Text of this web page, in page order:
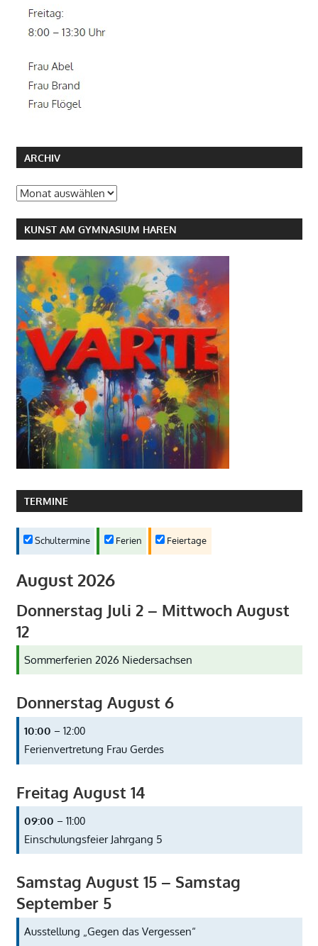
ARCHIV
Archiv
KUNST AM GYMNASIUM HAREN
TERMINE
Schultermine Ferien Feiertage
August 2026
Donnerstag Juli 2– Mittwoch August
12
Sommerferien 2026 Niedersachsen
Donnerstag August 6
10:00 – 12:00
Ferienvertretung Frau Gerdes
Freitag August 14
09:00 – 11:00
Einschulungsfeier Jahrgang 5
Samstag August 15– Samstag
September 5
Ausstellung „Gegen das Vergessen“